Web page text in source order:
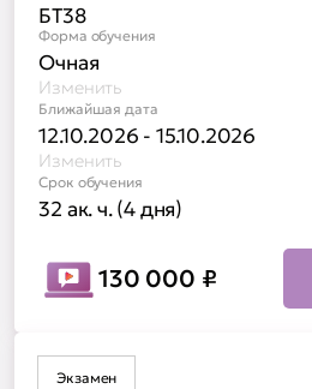
БТ38
Форма обучения
Очная
Изменить
Ближайшая дата
12.10.2026 - 15.10.2026
Изменить
Срок обучения
32 ак. ч. (4 дня)
130 000 ₽
Экзамен